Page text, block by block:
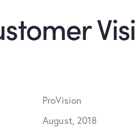
ProVision
August, 2018